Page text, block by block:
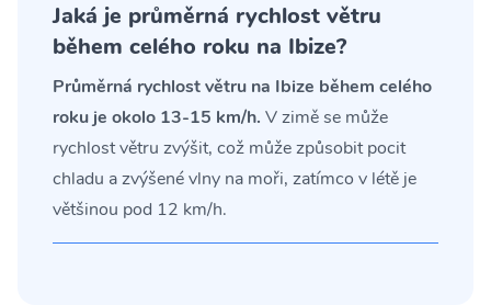
Jaká je průměrná rychlost větru
během celého roku na Ibize?
Průměrná rychlost větru na Ibize během celého
roku je okolo 13-15 km/h. V zimě se může
rychlost větru zvýšit, což může způsobit pocit
chladu a zvýšené vlny na moři, zatímco v létě je
většinou pod 12 km/h.